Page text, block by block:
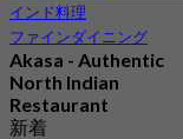
インド料理
ファインダイニング
Akasa - Authentic
North Indian
Restaurant
新着